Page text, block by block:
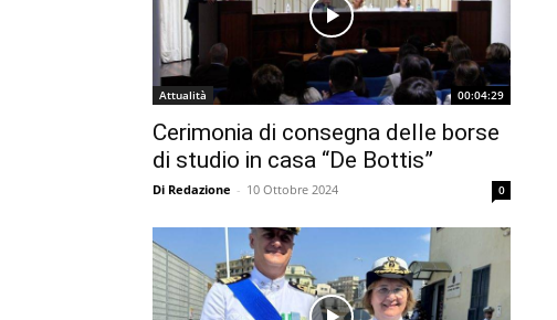
Attualità 00:04:29
Cerimonia di consegna delle borse
di studio in casa “De Bottis”
Di Redazione - 10 Ottobre 2024 0